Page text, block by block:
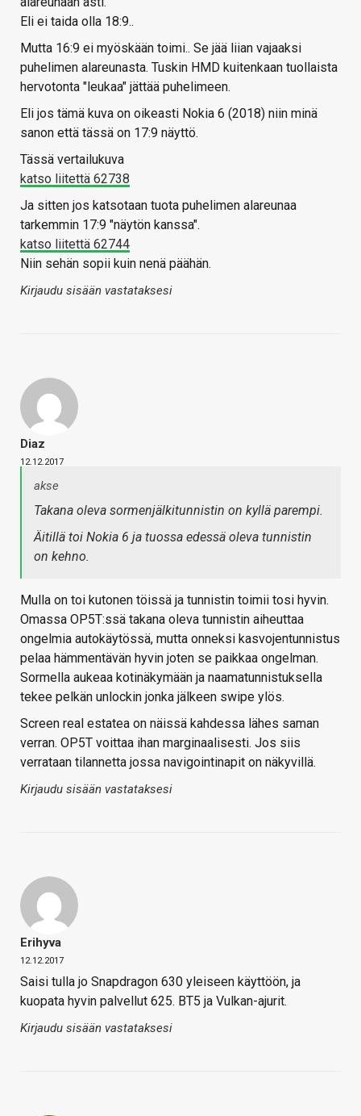
Eli ei taida olla 18:9..
Mutta 16:9 ei myöskään toimi.. Se jää liian vajaaksi
puhelimen alareunasta. Tuskin HMD kuitenkaan tuollaista
hervotonta "leukaa" jättää puhelimeen.
Eli jos tämä kuva on oikeasti Nokia 6 (2018) niin minä
sanon että tässä on 17:9 näyttö.
Tässä vertailukuva
katso liitettä 62738
Ja sitten jos katsotaan tuota puhelimen alareunaa
tarkemmin 17:9 "näytön kanssa".
katso liitettä 62744
Niin sehän sopii kuin nenä päähän.
Kirjaudu sisään vastataksesi
Diaz
12.12.2017
akse
Takana oleva sormenjälkitunnistin on kyllä parempi.
Äitillä toi Nokia 6 ja tuossa edessä oleva tunnistin
on kehno.
Mulla on toi kutonen töissä ja tunnistin toimii tosi hyvin.
Omassa OP5T:ssä takana oleva tunnistin aiheuttaa
ongelmia autokäytössä, mutta onneksi kasvojentunnistus
pelaa hämmentävän hyvin joten se paikkaa ongelman.
Sormella aukeaa kotinäkymään ja naamatunnistuksella
tekee pelkän unlockin jonka jälkeen swipe ylös.
Screen real estatea on näissä kahdessa lähes saman
verran. OP5T voittaa ihan marginaalisesti. Jos siis
verrataan tilannetta jossa navigointinapit on näkyvillä.
Kirjaudu sisään vastataksesi
Erihyva
12.12.2017
Saisi tulla jo Snapdragon 630 yleiseen käyttöön, ja
kuopata hyvin palvellut 625. BT5 ja Vulkan-ajurit.
Kirjaudu sisään vastataksesi